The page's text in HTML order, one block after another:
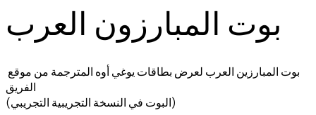
بوت المبارزون العرب
بوت المبارزين العرب لعرض بطاقات يوغي أوه المترجمة من موقع
الفريق
(البوت في النسخة التجريبية التجريبي)